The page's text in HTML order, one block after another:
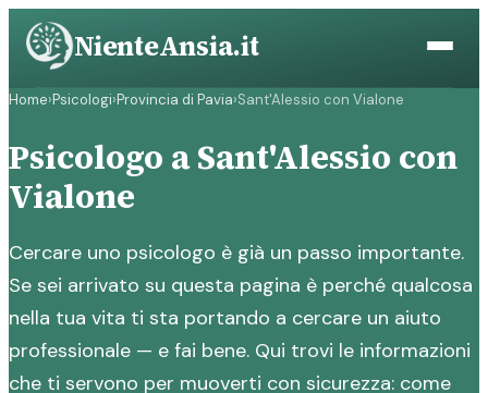
Vai
contenuto
NienteAnsia.it
Home›Psicologi›Provincia di Pavia›Sant'Alessio con Vialone
Psicologo a Sant'Alessio con
Vialone
Cercare uno psicologo è già un passo importante.
Se sei arrivato su questa pagina è perché qualcosa
nella tua vita ti sta portando a cercare un aiuto
professionale — e fai bene. Qui trovi le informazioni
che ti servono per muoverti con sicurezza: come